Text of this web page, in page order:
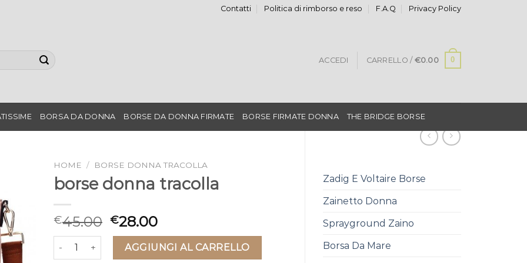
Contatti Politica di rimborso e reso F.A.Q Privacy Policy
ACCEDI CARRELLO / €0.00 0
BORSA DA DONNA BORSE DA DONNA FIRMATE BORSE FIRMATE DONNA THE BRIDGE BORSE
Zadig E Voltaire Borse
Zainetto Donna
Sprayground Zaino
Borsa Da Mare
HOME / BORSE DONNA TRACOLLA
borse donna tracolla
€45.00 €28.00
borse donna tracolla quantitàAGGIUNGI AL CARRELLO